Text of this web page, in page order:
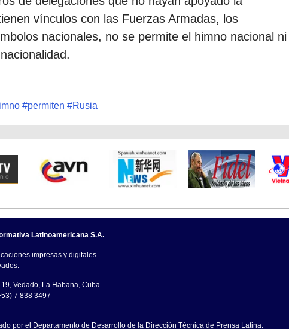
vínculos con las Fuerzas Armadas, los
nacionales, no se permite el himno nacional ni
#permiten #Rusia
Latinoamericana S.A.
impresas y digitales.
Vedado, La Habana, Cuba.
7 838 3497
por el Departamento de Desarrollo de la Dirección Técnica de Prensa Latina.